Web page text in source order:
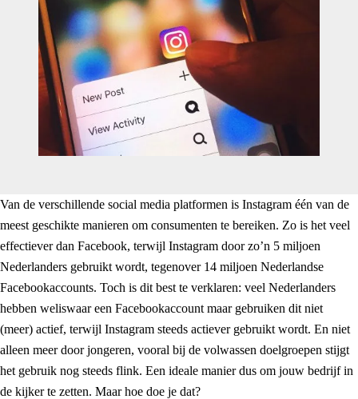
Van de verschillende social media platformen is Instagram één van de
meest geschikte manieren om consumenten te bereiken. Zo is het veel
effectiever dan Facebook, terwijl Instagram door zo’n 5 miljoen
Nederlanders gebruikt wordt, tegenover 14 miljoen Nederlandse
Facebookaccounts. Toch is dit best te verklaren: veel Nederlanders
hebben weliswaar een Facebookaccount maar gebruiken dit niet
(meer) actief, terwijl Instagram steeds actiever gebruikt wordt. En niet
alleen meer door jongeren, vooral bij de volwassen doelgroepen stijgt
het gebruik nog steeds flink. Een ideale manier dus om jouw bedrijf in
de kijker te zetten. Maar hoe doe je dat?